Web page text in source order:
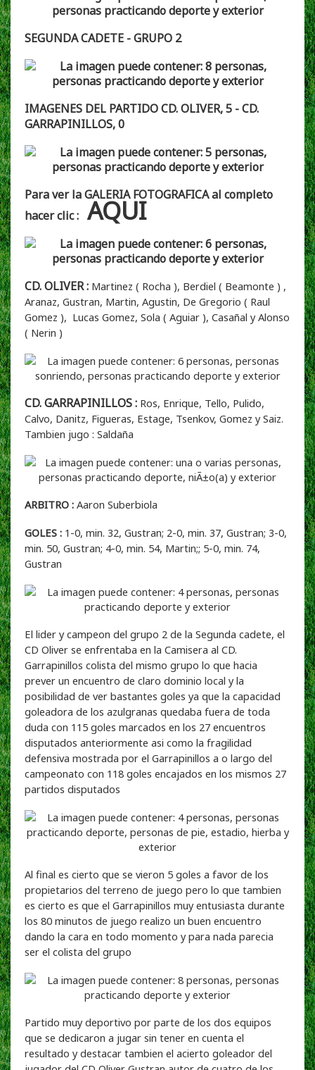
SEGUNDA CADETE - GRUPO 2
IMAGENES DEL PARTIDO CD. OLIVER, 5 - CD.
GARRAPINILLOS, 0
Para ver la GALERIA FOTOGRAFICA al completo
hacer clic : AQUI
CD. OLIVER : Martinez ( Rocha ), Berdiel ( Beamonte ) ,
Aranaz, Gustran, Martin, Agustin, De Gregorio ( Raul
Gomez ), Lucas Gomez, Sola ( Aguiar ), Casañal y Alonso
( Nerin )
CD. GARRAPINILLOS : Ros, Enrique, Tello, Pulido,
Calvo, Danitz, Figueras, Estage, Tsenkov, Gomez y Saiz.
Tambien jugo : Saldaña
ARBITRO : Aaron Suberbiola
GOLES : 1-0, min. 32, Gustran; 2-0, min. 37, Gustran; 3-0,
min. 50, Gustran; 4-0, min. 54, Martin;; 5-0, min. 74,
Gustran
El lider y campeon del grupo 2 de la Segunda cadete, el
CD Oliver se enfrentaba en la Camisera al CD.
Garrapinillos colista del mismo grupo lo que hacia
prever un encuentro de claro dominio local y la
posibilidad de ver bastantes goles ya que la capacidad
goleadora de los azulgranas quedaba fuera de toda
duda con 115 goles marcados en los 27 encuentros
disputados anteriormente asi como la fragilidad
defensiva mostrada por el Garrapinillos a o largo del
campeonato con 118 goles encajados en los mismos 27
partidos disputados
Al final es cierto que se vieron 5 goles a favor de los
propietarios del terreno de juego pero lo que tambien
es cierto es que el Garrapinillos muy entusiasta durante
los 80 minutos de juego realizo un buen encuentro
dando la cara en todo momento y para nada parecia
ser el colista del grupo
Partido muy deportivo por parte de los dos equipos
que se dedicaron a jugar sin tener en cuenta el
resultado y destacar tambien el acierto goleador del